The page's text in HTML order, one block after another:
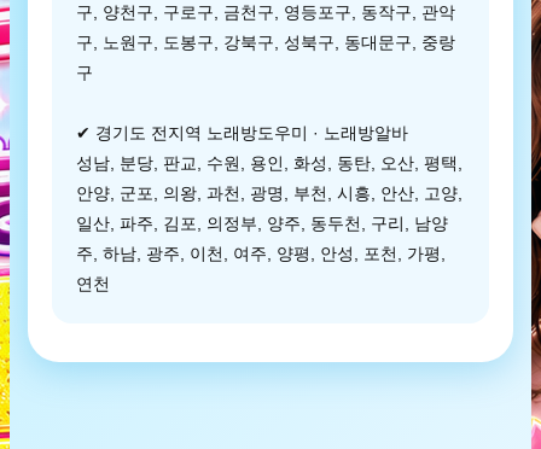
구, 양천구, 구로구, 금천구, 영등포구, 동작구, 관악
구, 노원구, 도봉구, 강북구, 성북구, 동대문구, 중랑
구
✔ 경기도 전지역 노래방도우미 · 노래방알바
성남, 분당, 판교, 수원, 용인, 화성, 동탄, 오산, 평택,
안양, 군포, 의왕, 과천, 광명, 부천, 시흥, 안산, 고양,
일산, 파주, 김포, 의정부, 양주, 동두천, 구리, 남양
주, 하남, 광주, 이천, 여주, 양평, 안성, 포천, 가평,
연천